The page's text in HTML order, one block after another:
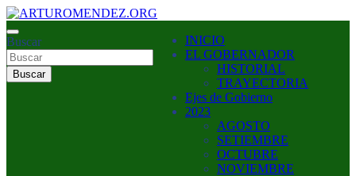
Saltar
al
contenido
ARTUROMENDEZ.ORG
ARTURO MENDEZ GOBERNADOR 2023
Buscar
Buscar
INICIO
EL GOBERNADOR
HISTORIAL
TRAYECTORIA
Ejes de Gobierno
2023
AGOSTO
SETIEMBRE
OCTUBRE
NOVIEMBRE